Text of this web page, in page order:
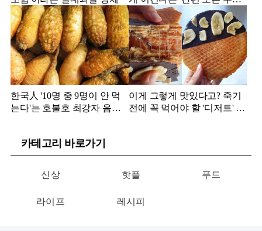
밥' 정체
한국人 '10명 중 9명이 안 먹
는다'는 호불호 최강자 음식
이게 그렇게 맛있다고? 죽기
전에 꼭 먹어야 할 '디저트' 정
카테고리 바로가기
신상 핫플 푸드
라이프 레시피